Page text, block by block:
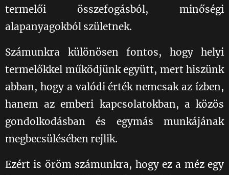
termelői összefogásból, minőségi
alapanyagokból születnek.🤗🥰💛
Számunkra különösen fontos, hogy helyi
termelőkkel működjünk együtt, mert hiszünk
abban, hogy a valódi érték nemcsak az ízben,
hanem az emberi kapcsolatokban, a közös
gondolkodásban és egymás munkájának
megbecsülésében rejlik.
Ezért is öröm számunkra, hogy ez a méz egy